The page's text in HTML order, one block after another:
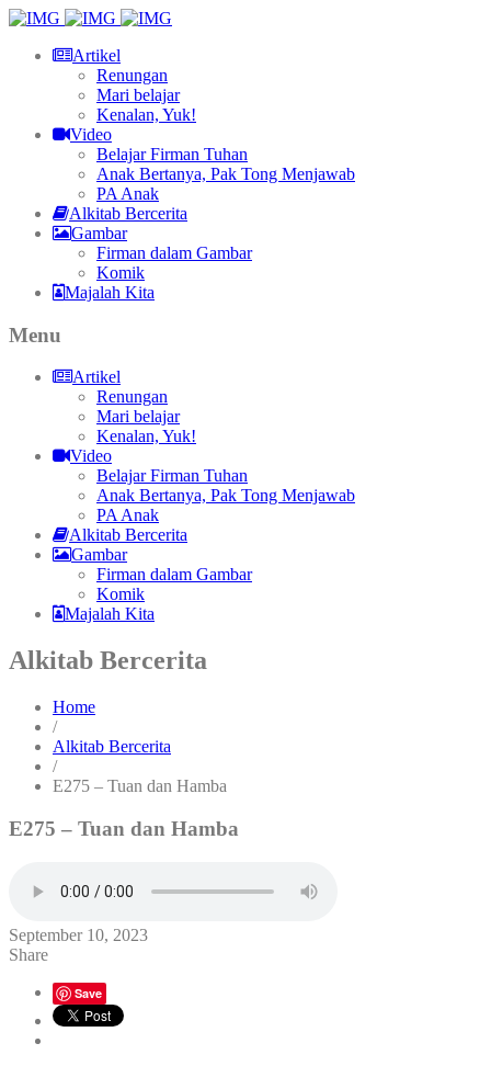
Artikel
Renungan
Mari belajar
Kenalan, Yuk!
Video
Belajar Firman Tuhan
Anak Bertanya, Pak Tong Menjawab
PA Anak
Alkitab Bercerita
Gambar
Firman dalam Gambar
Komik
Majalah Kita
Menu
Artikel
Renungan
Mari belajar
Kenalan, Yuk!
Video
Belajar Firman Tuhan
Anak Bertanya, Pak Tong Menjawab
PA Anak
Alkitab Bercerita
Gambar
Firman dalam Gambar
Komik
Majalah Kita
Alkitab Bercerita
Home
/
Alkitab Bercerita
/
E275 – Tuan dan Hamba
E275 – Tuan dan Hamba
September 10, 2023
Share
Save